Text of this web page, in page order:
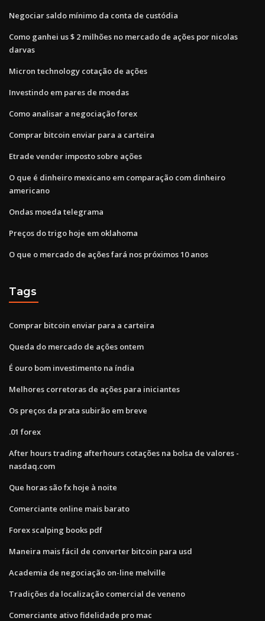
Negociar saldo mínimo da conta de custódia
Como ganhei us $ 2 milhões no mercado de ações por nicolas
darvas
Micron technology cotação de ações
Investindo em pares de moedas
Como analisar a negociação forex
Comprar bitcoin enviar para a carteira
Etrade vender imposto sobre ações
O que é dinheiro mexicano em comparação com dinheiro
americano
Ondas moeda telegrama
Preços do trigo hoje em oklahoma
O que o mercado de ações fará nos próximos 10 anos
Tags
Comprar bitcoin enviar para a carteira
Queda do mercado de ações ontem
É ouro bom investimento na índia
Melhores corretoras de ações para iniciantes
Os preços da prata subirão em breve
.01 forex
After hours trading afterhours cotações na bolsa de valores -
nasdaq.com
Que horas são fx hoje à noite
Comerciante online mais barato
Forex scalping books pdf
Maneira mais fácil de converter bitcoin para usd
Academia de negociação on-line melville
Tradições da localização comercial de veneno
Comerciante ativo fidelidade pro mac